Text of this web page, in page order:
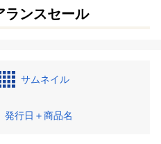
ランスセール
サムネイル
発行日＋商品名